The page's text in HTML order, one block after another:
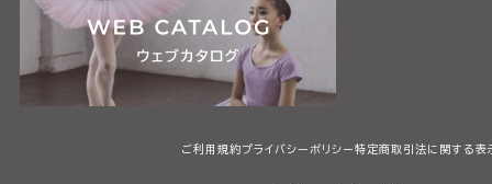
ご利用規約プライバシーポリシー特定商取引法に関する表